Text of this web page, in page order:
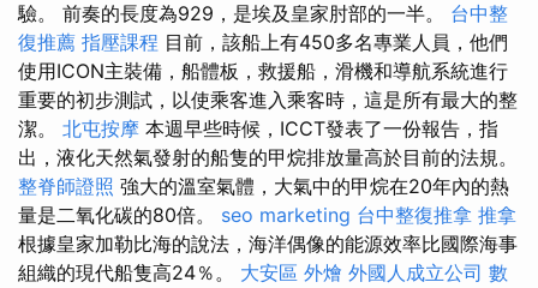
驗。 前奏的長度為929，是埃及皇家肘部的一半。 台中整
復推薦 指壓課程 目前，該船上有450多名專業人員，他們
使用ICON主裝備，船體板，救援船，滑機和導航系統進行
重要的初步測試，以使乘客進入乘客時，這是所有最大的整
潔。 北屯按摩 本週早些時候，ICCT發表了一份報告，指
出，液化天然氣發射的船隻的甲烷排放量高於目前的法規。
整脊師證照 強大的溫室氣體，大氣中的甲烷在20年內的熱
量是二氧化碳的80倍。 seo marketing 台中整復推拿 推拿
根據皇家加勒比海的說法，海洋偶像的能源效率比國際海事
組織的現代船隻高24％。 大安區 外燴 外國人成立公司 數